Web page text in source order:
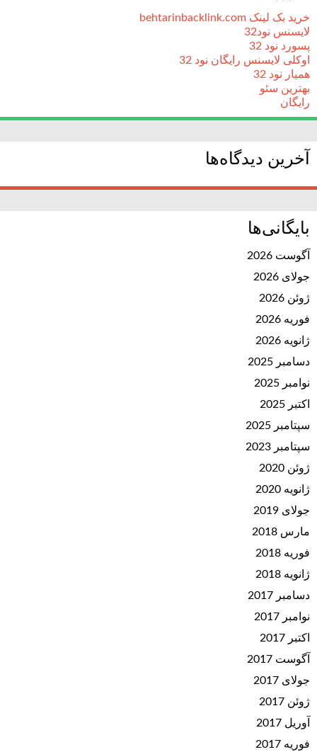
خرید بک لینک behtarinbacklink.com
لایسنس نود32
پسورد نود 32
اوکلی لایسنس رایگان نود 32
همیار نود 32
بهترین سئو
رایگان
آخرین دیدگاه‌ها
بایگانی‌ها
آگوست 2026
جولای 2026
ژوئن 2026
فوریه 2026
ژانویه 2026
دسامبر 2025
نوامبر 2025
اکتبر 2025
سپتامبر 2025
سپتامبر 2023
ژوئن 2020
ژانویه 2020
جولای 2019
مارس 2018
فوریه 2018
ژانویه 2018
دسامبر 2017
نوامبر 2017
اکتبر 2017
آگوست 2017
جولای 2017
ژوئن 2017
آوریل 2017
فوریه 2017